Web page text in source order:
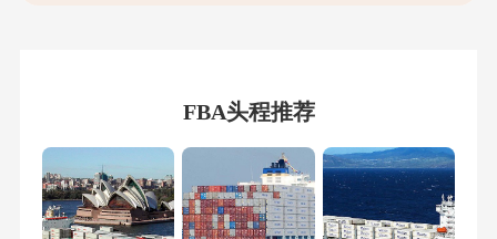
FBA头程推荐